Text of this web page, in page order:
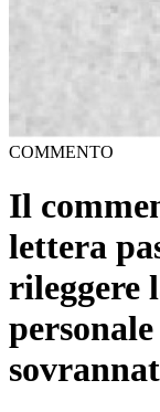
COMMENTO
Il
lettera
rileggere